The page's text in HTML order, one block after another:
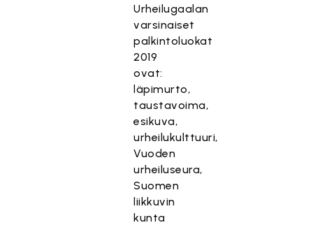
Urheilugaalan
varsinaiset
palkintoluokat
2019
ovat:
läpimurto,
taustavoima,
esikuva,
urheilukulttuuri,
Vuoden
urheiluseura,
Suomen
liikkuvin
kunta